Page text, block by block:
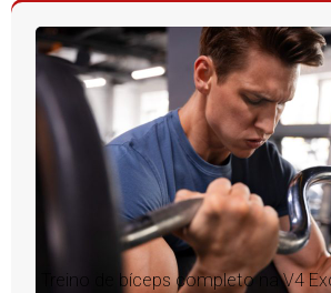
Treino de bíceps completo na V4